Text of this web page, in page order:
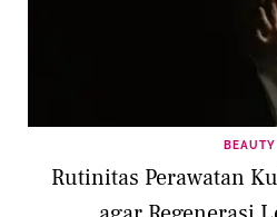
BEAUTY
Rutinitas Perawatan